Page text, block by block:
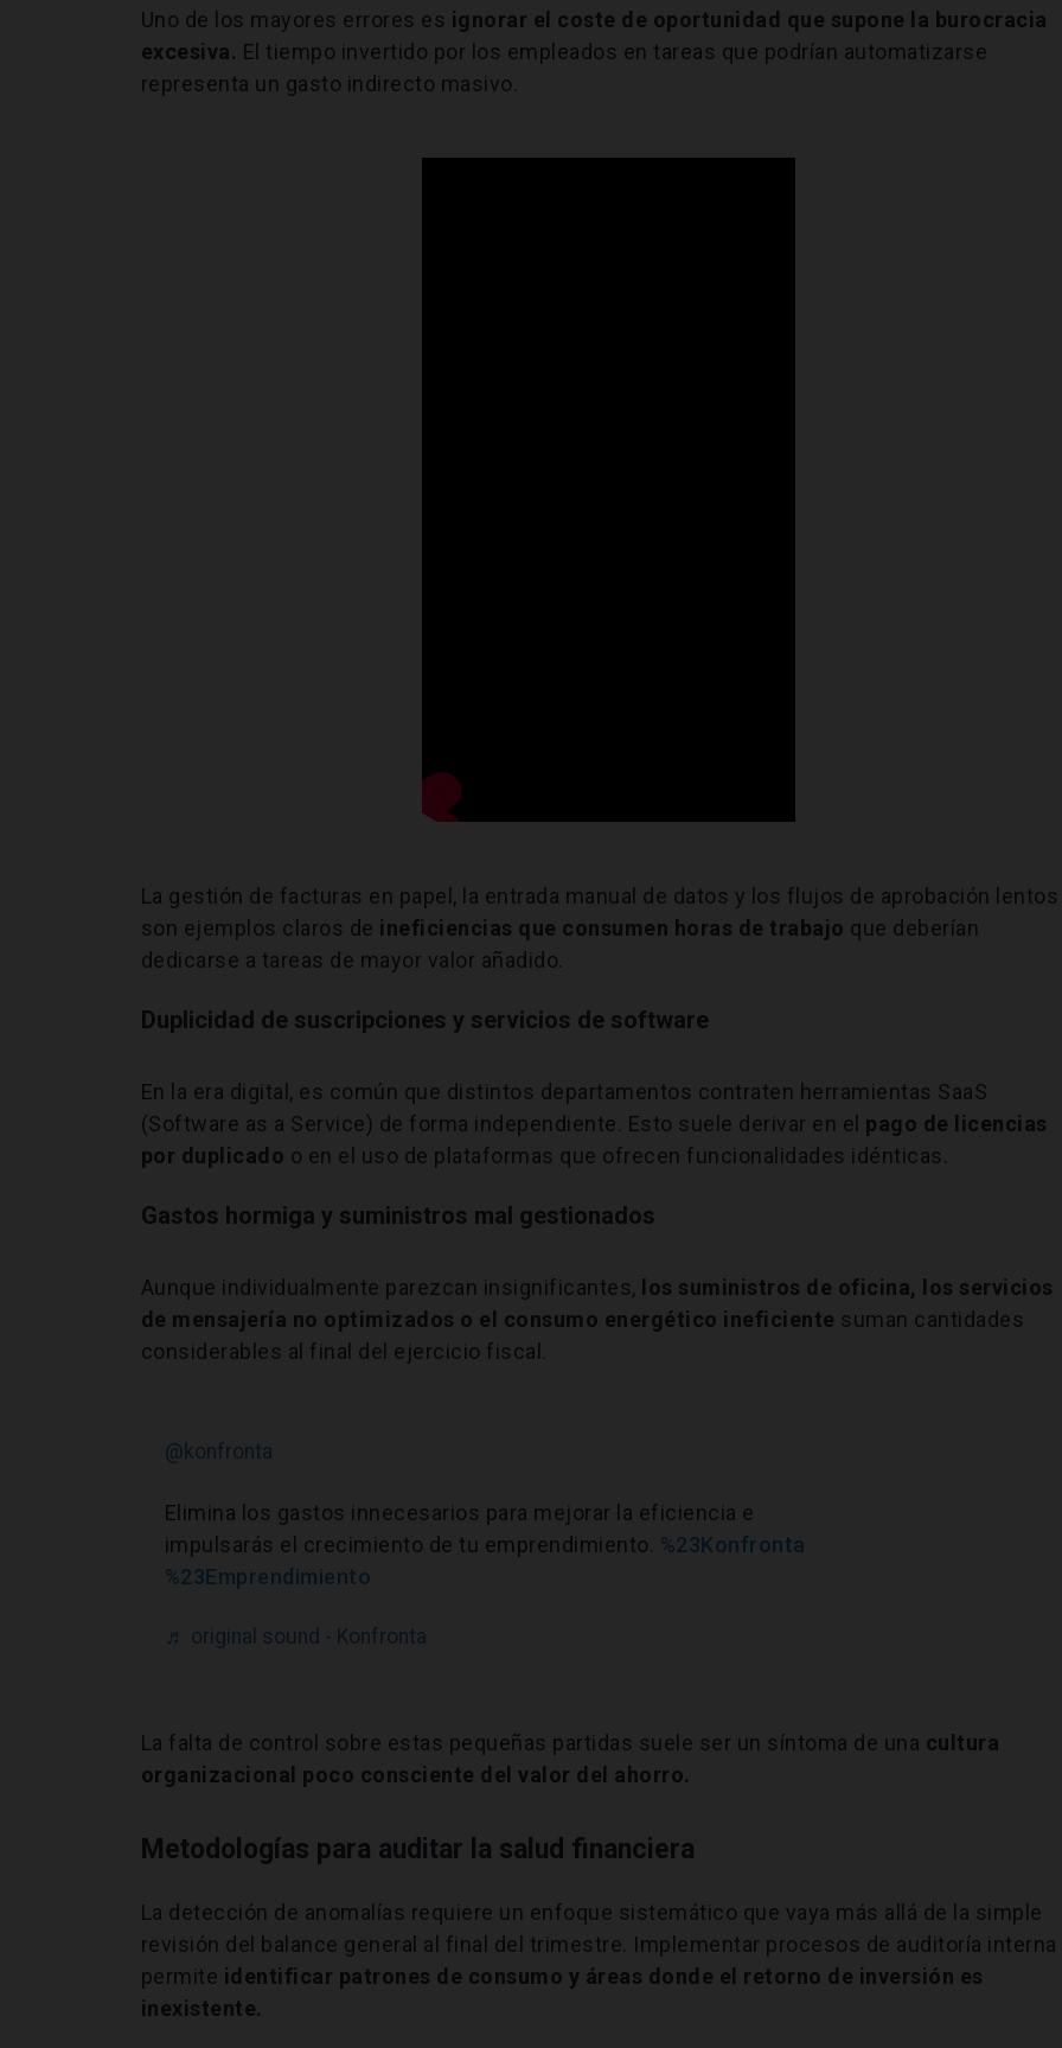
Uno de los mayores errores es ignorar el coste de oportunidad que supone la burocracia
excesiva. El tiempo invertido por los empleados en tareas que podrían automatizarse
representa un gasto indirecto masivo.
La gestión de facturas en papel, la entrada manual de datos y los flujos de aprobación lentos
son ejemplos claros de ineficiencias que consumen horas de trabajo que deberían
dedicarse a tareas de mayor valor añadido.
Duplicidad de suscripciones y servicios de software
En la era digital, es común que distintos departamentos contraten herramientas SaaS
(Software as a Service) de forma independiente. Esto suele derivar en el pago de licencias
por duplicado o en el uso de plataformas que ofrecen funcionalidades idénticas.
Gastos hormiga y suministros mal gestionados
Aunque individualmente parezcan insignificantes,
los suministros de oficina, los servicios
de mensajería no optimizados o el consumo energético ineficiente suman cantidades
considerables al final del ejercicio fiscal.
@konfronta
Elimina los gastos innecesarios para mejorar la eficiencia e
impulsarás el crecimiento de tu emprendimiento. %23Konfronta
%23Emprendimiento
♬ original sound - Konfronta
La falta de control sobre estas pequeñas partidas suele ser un síntoma de una cultura
organizacional poco consciente del valor del ahorro.
Metodologías para auditar la salud financiera
La detección de anomalías requiere un enfoque sistemático que vaya más allá de la simple
revisión del balance general al final del trimestre. Implementar procesos de auditoría interna
permite identificar patrones de consumo y áreas donde el retorno de inversión es
inexistente.